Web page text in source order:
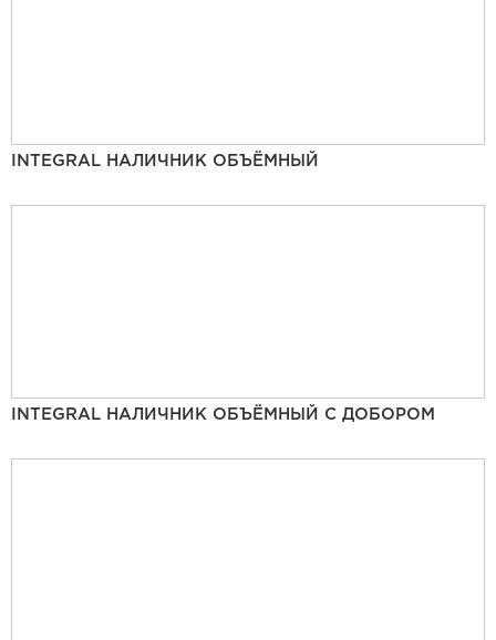
INTEGRAL НАЛИЧНИК ОБЪЁМНЫЙ
INTEGRAL НАЛИЧНИК ОБЪЁМНЫЙ С ДОБОРОМ